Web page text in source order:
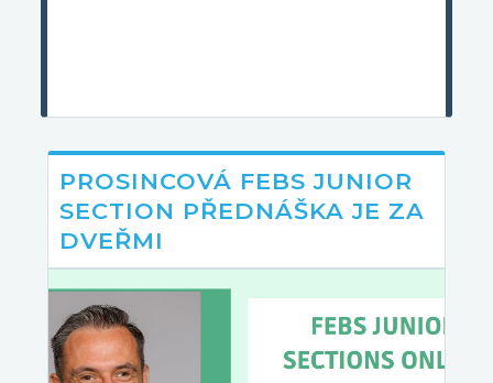
PROSINCOVÁ FEBS JUNIOR
SECTION PŘEDNÁŠKA JE ZA
DVEŘMI